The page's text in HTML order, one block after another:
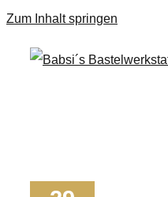
Zum Inhalt springen